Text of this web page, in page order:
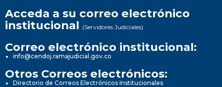
Acceda a su correo electrónico
institucional (Servidores Judiciales)
Correo electrónico institucional:
info@cendoj.ramajudicial.gov.co
Otros Correos electrónicos:
Directorio de Correos Electrónicos Institucionales